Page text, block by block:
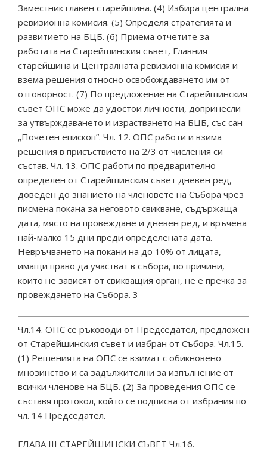
Заместник главен старейшина. (4) Избира централна
ревизионна комисия. (5) Определя стратегията и
развитието на БЦБ. (6) Приема отчетите за
работата на Старейшинския съвет, Главния
старейшина и Централната ревизионна комисия и
взема решения относно освобождаването им от
отговорност. (7) По предложение на Старейшинския
съвет ОПС може да удостои личности, допринесли
за утвърждаването и израстването на БЦБ, със сан
„Почетен епископ”. Чл. 12. ОПС работи и взима
решения в присъствието на 2/3 от числения си
състав. Чл. 13. ОПС работи по предварително
определен от Старейшинския съвет дневен ред,
доведен до знанието на членовете на Събора чрез
писмена покана за неговото свикване, съдържаща
дата, място на провеждане и дневен ред, и връчена
най-малко 15 дни преди определената дата.
Невръчването на покани на до 10% от лицата,
имащи право да участват в събора, по причини,
които не зависят от свикващия орган, не е пречка за
провеждането на Събора. 3
Чл.14. ОПС се ръководи от Председател, предложен
от Старейшинския съвет и избран от Събора. Чл.15.
(1) Решенията на ОПС се взимат с обикновено
мнозинство и са задължителни за изпълнение от
всички членове на БЦБ. (2) За проведения ОПС се
съставя протокол, който се подписва от избрания по
чл. 14 Председател.
ГЛАВА III СТАРЕЙШИНСКИ СЪВЕТ Чл.16.